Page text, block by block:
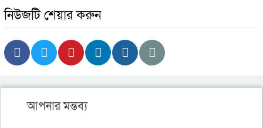
নিউজটি শেয়ার করুন
আপনার মন্তব্য